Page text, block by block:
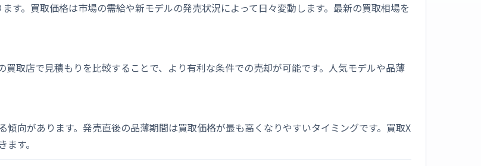
す。買取価格は市場の需給や新モデルの発売状況によって日々変動します。最新の買取相場を
取店で見積もりを比較することで、より有利な条件での売却が可能です。人気モデルや品薄
向があります。発売直後の品薄期間は買取価格が最も高くなりやすいタイミングです。買取X
す。